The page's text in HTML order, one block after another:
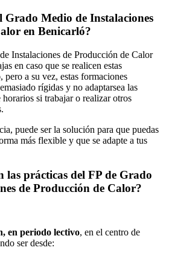
Grado Medio de Instalaciones
en Benicarló?
Instalaciones de Producción de Calor
en caso que se realicen estas
a su vez, estas formaciones
rígidas y no adaptarsea las
horarios si trabajar o realizar otros
puede ser la solución para que puedas
más flexible y que se adapte a tus
las prácticas del FP de Grado
de Producción de Calor?
en periodo lectivo, en el centro de
ser desde: